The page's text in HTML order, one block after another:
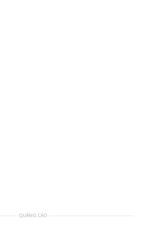
QUẢNG CÁO